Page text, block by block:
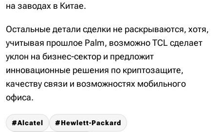
на заводах в Китае.
Остальные детали сделки не раскрываются, хотя,
учитывая прошлое Palm, возможно TCL сделает
уклон на бизнес-сектор и предложит
инновационные решения по криптозащите,
качеству связи и возможностях мобильного
офиса.
Alcatel Hewlett-Packard